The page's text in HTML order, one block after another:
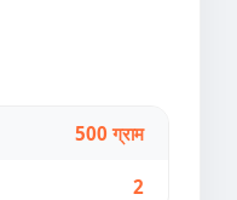
500 ग्राम
2